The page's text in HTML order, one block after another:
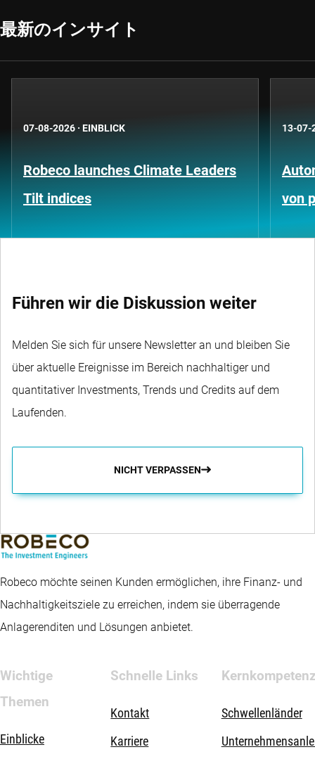
最新のインサイト
07-08-2026 · EINBLICK
Robeco launches Climate Leaders
Tilt indices
13-07-
von
Führen wir die Diskussion weiter
Melden Sie sich für unsere Newsletter an und bleiben Sie
über aktuelle Ereignisse im Bereich nachhaltiger und
quantitativer Investments, Trends und Credits auf dem
Laufenden.
NICHT VERPASSEN
Robeco möchte seinen Kunden ermöglichen, ihre Finanz- und
Nachhaltigkeitsziele zu erreichen, indem sie überragende
Anlagerenditen und Lösungen anbietet.
Wichtige
Themen
Einblicke
Schnelle Links
Kontakt
Karriere
Schwellenländer